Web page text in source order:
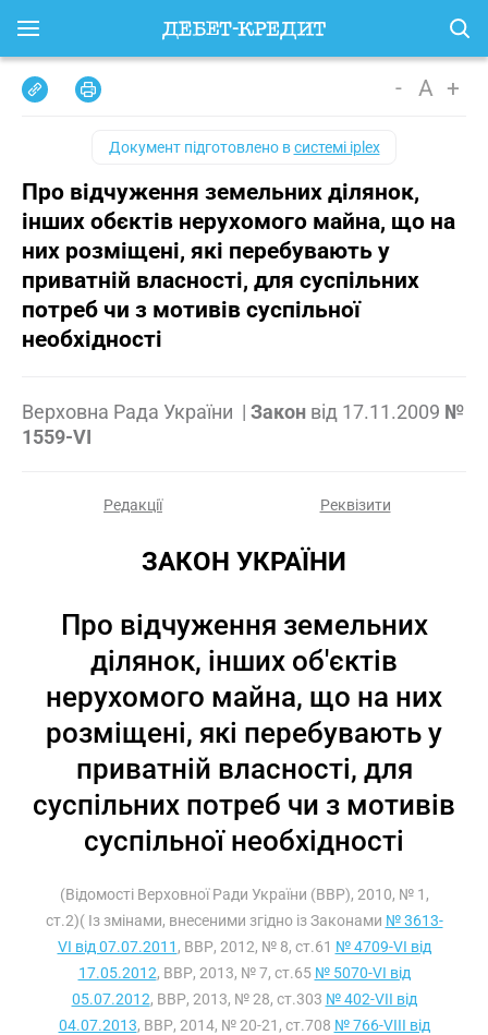
- A +
Документ підготовлено всистемі iplex
Про відчуження земельних ділянок,
інших обєктів нерухомого майна, що на
них розміщені, які перебувають у
приватній власності, для суспільних
потреб чи з мотивів суспільної
необхідності
Верховна Рада України | Закон від 17.11.2009 №
1559-VI
Редакції Реквізити
ЗАКОН УКРАЇНИ
Про відчуження земельних
ділянок, інших об'єктів
нерухомого майна, що на них
розміщені, які перебувають у
приватній власності, для
суспільних потреб чи з мотивів
суспільної необхідності
(Відомості Верховної Ради України (ВВР), 2010, № 1,
ст.2)( Із змінами, внесеними згідно із Законами № 3613-
VI від 07.07.2011 , ВВР, 2012, № 8, ст.61 № 4709-VI від
17.05.2012, ВВР, 2013, № 7, ст.65 № 5070-VI від
05.07.2012, ВВР, 2013, № 28, ст.303 № 402-VII від
04.07.2013, ВВР, 2014, № 20-21, ст.708 № 766-VIII від